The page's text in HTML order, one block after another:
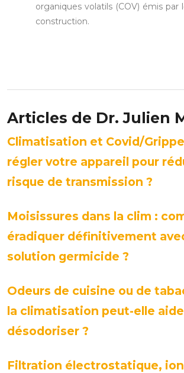
organiques volatils (COV) émis par
construction.
Articles de Dr. Julien
Climatisation et Covid/
régler votre appareil pour
risque de transmission ?
Moisissures dans la clim :
éradiquer définitivement
solution germicide ?
Odeurs de cuisine ou de
la climatisation peut-elle
désodoriser ?
Filtration électrostatique,